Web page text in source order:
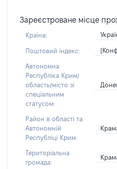
Зареєстроване місце
Країна:
Поштовий індекс:
Автономна
Республіка Крим/
область/місто зі
спеціальним
статусом:
Район в області та
Автономній
Республіці Крим:
Територіальна
громада: